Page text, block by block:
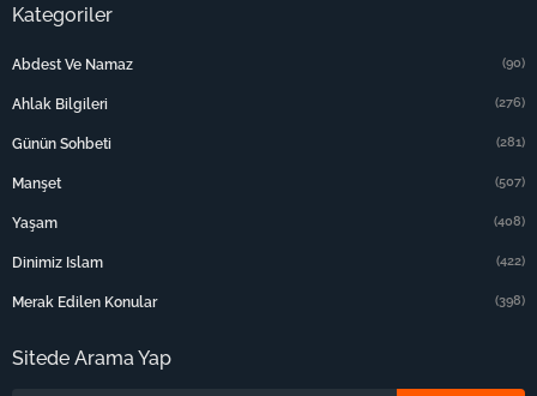
Kategoriler
Abdest Ve Namaz (90)
Ahlak Bilgileri (276)
Günün Sohbeti (281)
Manşet (507)
Yaşam (408)
Dinimiz Islam (422)
Merak Edilen Konular (398)
Sitede Arama Yap